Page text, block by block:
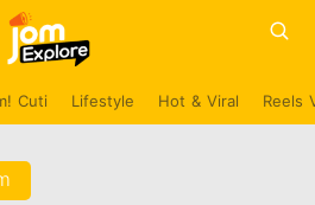
Cuti Lifestyle Hot & Viral Reels